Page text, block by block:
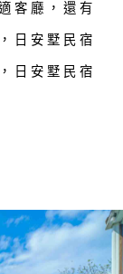
客廳，還有
日安墅民宿
日安墅民宿